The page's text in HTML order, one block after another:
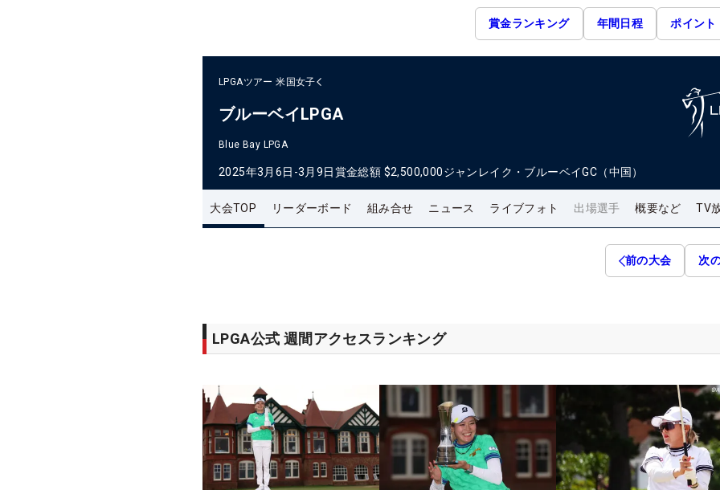
賞金ランキング 年間日程 ポイント
LPGAツアー 米国女子
ブルーベイLPGA
Blue Bay LPGA
2025年3月6日-3月9日賞金総額 $2,500,000ジャンレイク・ブルーベイGC（中国）
大会TOP リーダーボード 組み合せ ニュース ライブフォト 出場選手 概要など TV
前の大会 次
LPGA公式 週間アクセスランキング